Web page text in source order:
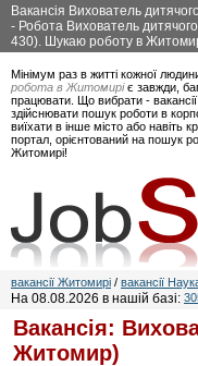
Вакансія Вихователь
- Робота Вихователь
430). Шукаю роботу в
Мінімум раз в житті кожної
робота в Житомиріє завжди,
працювати. Що вибрати -
здійснювати пошук роботи в
виїхати в інше місто або навіть
портал, орієнтований на пошук
Житомирі!
вакансії Житомирі / вакансії
На 08.08.2026 в нашій базі:
Вакансія:
Житомир)